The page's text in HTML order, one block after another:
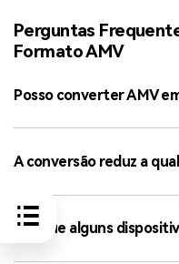
Perguntas
Formato AMV
Posso converter AMV
A conversão reduz a
Por que alguns